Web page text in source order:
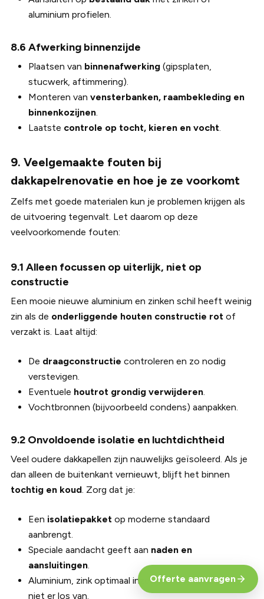
aluminium profielen.
8.6 Afwerking binnenzijde
Plaatsen van binnenafwerking(gipsplaten,
stucwerk, aftimmering).
Monteren van vensterbanken, raambekleding en
binnenkozijnen.
Laatste controle op tocht, kieren en vocht.
9. Veelgemaakte fouten bij
dakkapelrenovatie en hoe je ze voorkomt
Zelfs met goede materialen kun je problemen krijgen als
de uitvoering tegenvalt. Let daarom op deze
veelvoorkomende fouten:
9.1 Alleen focussen op uiterlijk, niet op
constructie
Een mooie nieuwe aluminium en zinken schil heeft weinig
zin als de onderliggende houten constructie rotof
verzakt is. Laat altijd:
De draagconstructie controleren en zo nodig
verstevigen.
Eventuele houtrot grondig verwijderen.
Vochtbronnen (bijvoorbeeld condens) aanpakken.
9.2 Onvoldoende isolatie en luchtdichtheid
Veel oudere dakkapellen zijn nauwelijks geïsoleerd. Als je
dan alleen de buitenkant vernieuwt, blijft het binnen
tochtig en koud. Zorg dat je:
Een isolatiepakketop moderne standaard
aanbrengt.
Speciale aandacht geeft aan naden en
aansluitingen.
Aluminium, zink optimaal inzet: samen met isolatie,
niet er los van.
Offerte aanvragen